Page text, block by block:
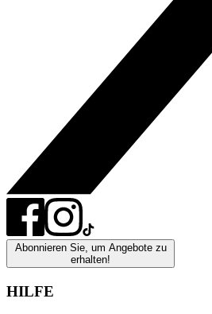
Abonnieren Sie, um Angebote zu
erhalten!
HILFE